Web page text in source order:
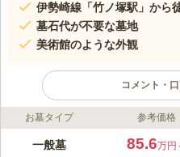
伊勢崎線「竹ノ塚駅」から
墓石代が不要な墓地
美術館のような外観
コメント・
ライフドット編集部のコメント
正楽寺墓苑では、阿弥陀
お墓タイプ 参考価格
一般墓 85.6万円